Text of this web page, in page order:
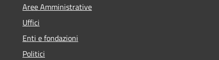
Aree Amministrative
Uffici
Enti e fondazioni
Politici